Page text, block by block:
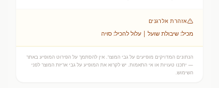
אזהרת אלרגנים
מכיל: שיבולת שועל | עלול להכיל: סויה
הנתונים המדויקים מופיעים על גבי המוצר. אין להסתמך על הפירוט המופיע באתר
— יתכנו טעויות או אי התאמות. יש לקרוא את המופיע על גבי אריזת המוצר לפני
השימוש.